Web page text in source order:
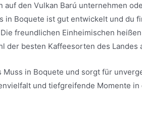
auf den Vulkan Barú unternehmen
in Boquete ist gut entwickelt und du
freundlichen Einheimischen
der besten Kaffeesorten des Landes
in Boquete und sorgt für
und tiefgreifende Momente